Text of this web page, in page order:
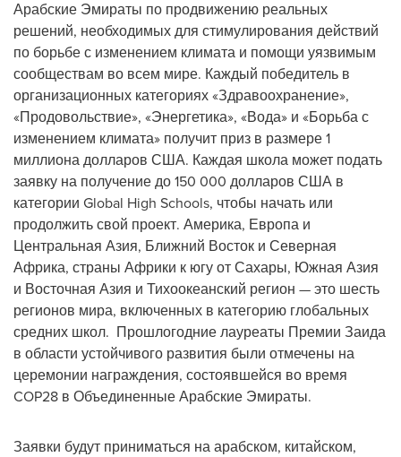
Арабские Эмираты по продвижению реальных
решений, необходимых для стимулирования действий
по борьбе с изменением климата и помощи уязвимым
сообществам во всем мире. Каждый победитель в
организационных категориях «Здравоохранение»,
«Продовольствие», «Энергетика», «Вода» и «Борьба с
изменением климата» получит приз в размере 1
миллиона долларов США. Каждая школа может подать
заявку на получение до 150 000 долларов США в
категории Global High Schools, чтобы начать или
продолжить свой проект. Америка, Европа и
Центральная Азия, Ближний Восток и Северная
Африка, страны Африки к югу от Сахары, Южная Азия
и Восточная Азия и Тихоокеанский регион — это шесть
регионов мира, включенных в категорию глобальных
средних школ. Прошлогодние лауреаты Премии Заида
в области устойчивого развития были отмечены на
церемонии награждения, состоявшейся во время
COP28 в Объединенные Арабские Эмираты.
Заявки будут приниматься на арабском, китайском,